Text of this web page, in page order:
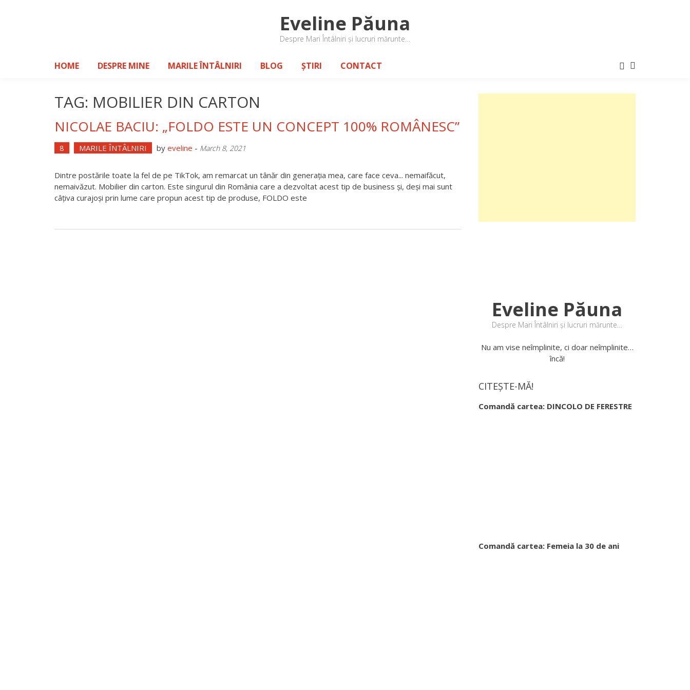
Eveline Păuna
Despre Mari Întâlniri și lucruri mărunte…
HOME DESPRE MINE MARILE ÎNTÂLNIRI BLOG ȘTIRI CONTACT
TAG: MOBILIER DIN CARTON
NICOLAE BACIU: „FOLDO ESTE UN CONCEPT 100% ROMÂNESC”
8 MARILE ÎNTÂLNIRI by eveline - March 8, 2021
Dintre postările toate la fel de pe TikTok, am remarcat un tânăr din generația mea, care face ceva... nemaifăcut,
nemaivăzut. Mobilier din carton. Este singurul din România care a dezvoltat acest tip de business și, deși mai sunt
câțiva curajoși prin lume care propun acest tip de produse, FOLDO este
Eveline Păuna
Despre Mari Întâlniri și lucruri mărunte…
Nu am vise neîmplinite, ci doar neîmplinite…
încă!
CITEȘTE-MĂ!
Comandă cartea: DINCOLO DE FERESTRE
Comandă cartea: Femeia la 30 de ani